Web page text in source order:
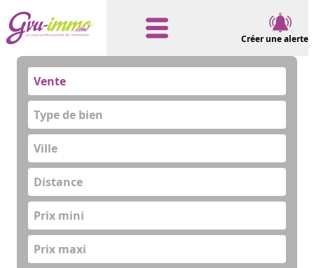
Créer une alerte
Vente
Type de bien
Distance
Prix mini
Prix maxi